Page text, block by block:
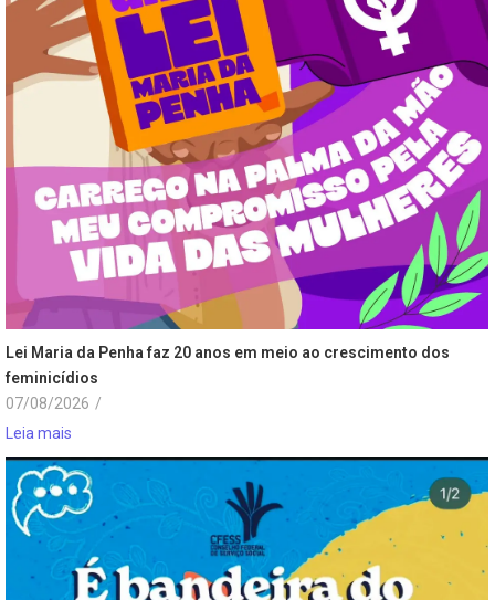
Lei Maria da Penha faz 20 anos em meio ao crescimento dos
feminicídios
07/08/2026 /
Leia mais